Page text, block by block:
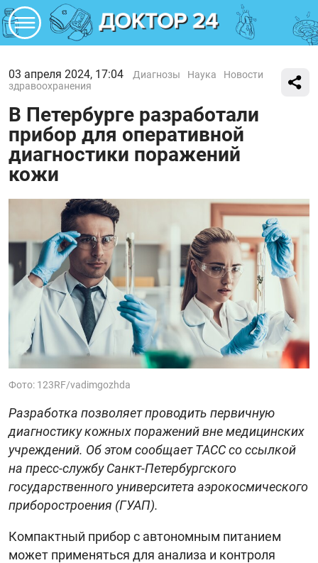
03 апреля 2024, 17:04 Диагнозы Наука
Новости
здравоохранения
В Петербурге разработали
прибор для оперативной
диагностики поражений
кожи
Фото: 123RF/vadimgozhda
Разработка позволяет проводить первичную
диагностику кожных поражений вне медицинских
учреждений. Об этом сообщает ТАСС со ссылкой
на пресс-службу Санкт-Петербургского
государственного университета аэрокосмического
приборостроения (ГУАП).
Компактный прибор с автономным питанием
может применяться для анализа и контроля